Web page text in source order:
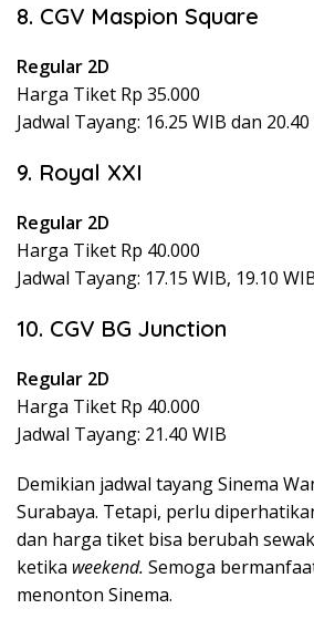
8. CGV Maspion Square
Regular 2D
Harga Tiket Rp 35.000
Jadwal Tayang: 16.25 WIB dan 20.40
9. Royal XXI
Regular 2D
Harga Tiket Rp 40.000
Jadwal Tayang: 17.15 WIB, 19.10
10. CGV BG Junction
Regular 2D
Harga Tiket Rp 40.000
Jadwal Tayang: 21.40 WIB
Demikian jadwal tayang Sinema
Surabaya. Tetapi, perlu
dan harga tiket bisa berubah
ketika weekend. Semoga
menonton Sinema.